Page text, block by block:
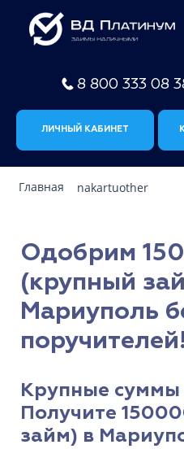
8 800 333 08
ЛИЧНЫЙ КАБИНЕТ
Главная nakartuother
Одобрим
(крупный
Мариуполь
поручителей!
Крупные суммы
Получите
займ) в